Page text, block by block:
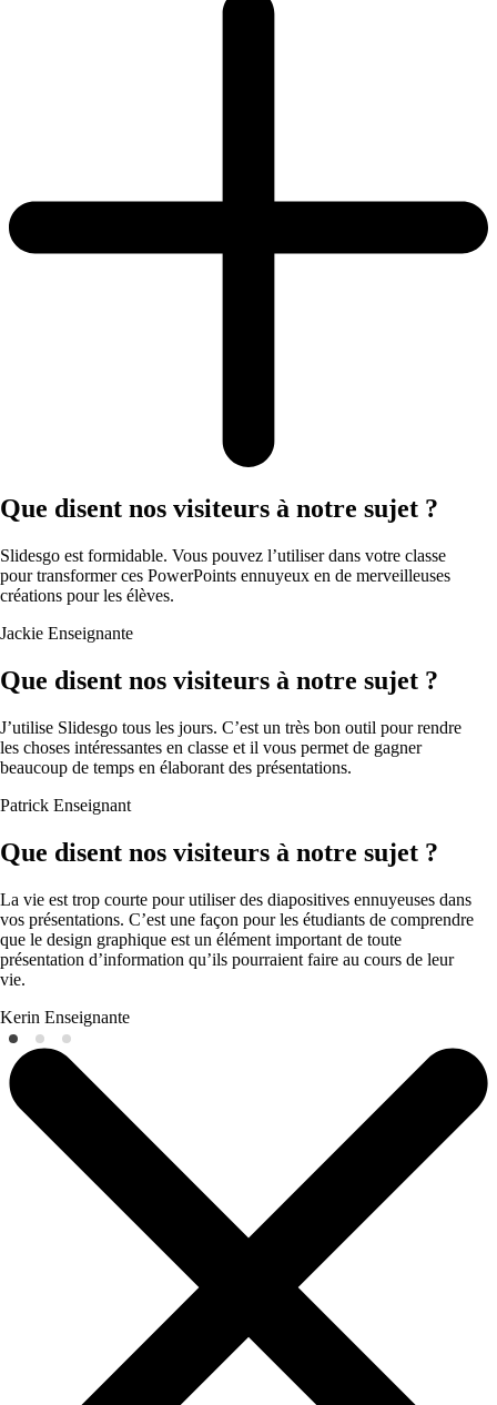
Que disent nos visiteurs à notre sujet ?
Slidesgo est formidable. Vous pouvez l’utiliser dans votre classe
pour transformer ces PowerPoints ennuyeux en de merveilleuses
créations pour les élèves.
Jackie Enseignante
Que disent nos visiteurs à notre sujet ?
J’utilise Slidesgo tous les jours. C’est un très bon outil pour rendre
les choses intéressantes en classe et il vous permet de gagner
beaucoup de temps en élaborant des présentations.
Patrick Enseignant
Que disent nos visiteurs à notre sujet ?
La vie est trop courte pour utiliser des diapositives ennuyeuses dans
vos présentations. C’est une façon pour les étudiants de comprendre
que le design graphique est un élément important de toute
présentation d’information qu’ils pourraient faire au cours de leur
vie.
Kerin Enseignante